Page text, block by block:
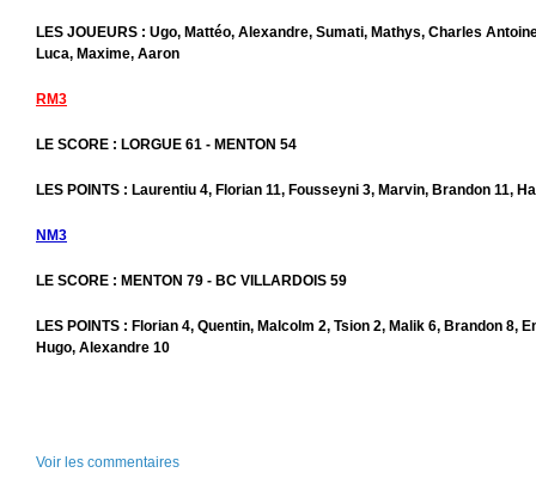
LES JOUEURS : Ugo, Mattéo, Alexandre, Sumati, Mathys, Charles
Luca, Maxime, Aaron
RM3
LE SCORE : LORGUE 61 - MENTON 54
LES POINTS : Laurentiu 4, Florian 11, Fousseyni 3, Marvin, Brandon 11,
NM3
LE SCORE : MENTON 79 - BC VILLARDOIS 59
LES POINTS : Florian 4, Quentin, Malcolm 2, Tsion 2, Malik 6, Brandon 8,
Hugo, Alexandre 10
Voir les commentaires